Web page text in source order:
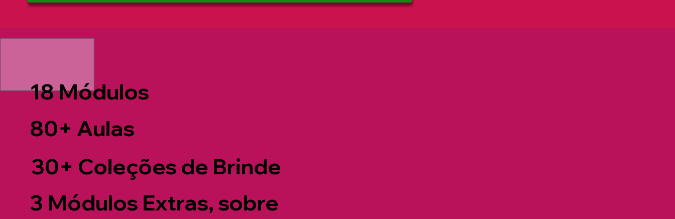
18 Módulos
80+ Aulas
30+ Coleções de Brinde
3 Módulos Extras, sobre